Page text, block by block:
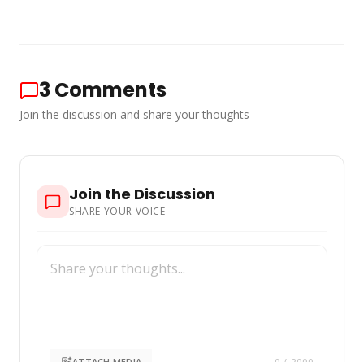
3Comments
Join the discussion and share your thoughts
Join the Discussion
SHARE YOUR VOICE